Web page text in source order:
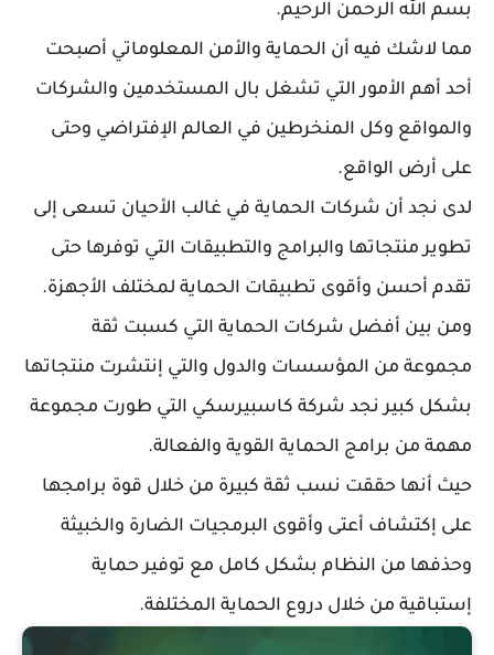
بسم الله الرحمن الرحيم.
مما لاشك فيه أن الحماية والأمن المعلوماتي أصبحت
أحد أهم الأمور التي تشغل بال المستخدمين والشركات
والمواقع وكل المنخرطين في العالم الإفتراضي وحتى
على أرض الواقع.
لدى نجد أن شركات الحماية في غالب الأحيان تسعى إلى
تطوير منتجاتها والبرامج والتطبيقات التي توفرها حتى
تقدم أحسن وأقوى تطبيقات الحماية لمختلف الأجهزة.
ومن بين أفضل شركات الحماية التي كسبت ثقة
مجموعة من المؤسسات والدول والتي إنتشرت منتجاتها
بشكل كبير نجد شركة كاسبيرسكي التي طورت مجموعة
مهمة من برامج الحماية القوية والفعالة.
حيث أنها حققت نسب ثقة كبيرة من خلال قوة برامجها
على إكتشاف أعتى وأقوى البرمجيات الضارة والخبيثة
وحذفها من النظام بشكل كامل مع توفير حماية
إستباقية من خلال دروع الحماية المختلفة.